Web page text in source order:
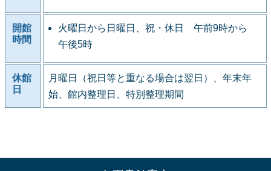
開館
時間
火曜日から日曜日、祝・休日 午前9時から
午後5時
休館
日
月曜日（祝日等と重なる場合は翌日）、年末年
始、館内整理日、特別整理期間